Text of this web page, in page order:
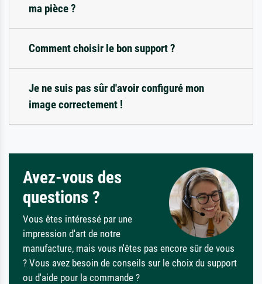
ma pièce ?
Comment choisir le bon support ?
Je ne suis pas sûr d'avoir configuré mon
image correctement !
Avez-vous des
questions ?
Vous êtes intéressé par une
impression d'art de notre
manufacture, mais vous n'êtes pas encore sûr de vous
? Vous avez besoin de conseils sur le choix du support
ou d'aide pour la commande ?